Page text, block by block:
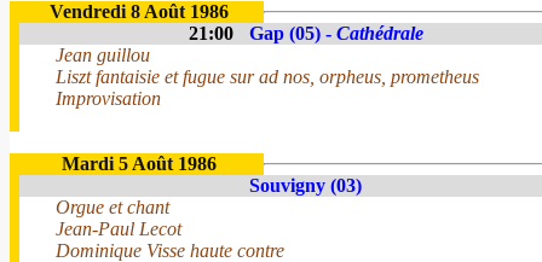
Vendredi 8 Août 1986
21:00
Gap (05) - Cathédrale
Jean guillou
Liszt fantaisie et fugue sur ad nos, orpheus, prometheus
Improvisation
Mardi 5 Août 1986
Souvigny (03)
Orgue et chant
Jean-Paul Lecot
Dominique Visse haute contre